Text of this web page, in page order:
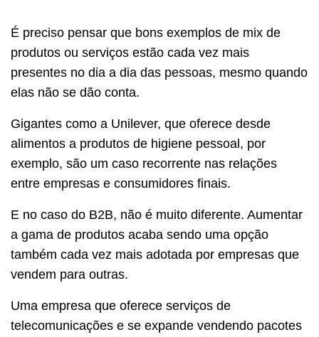
É preciso pensar que bons exemplos de mix de
produtos ou serviços estão cada vez mais
presentes no dia a dia das pessoas, mesmo quando
elas não se dão conta.
Gigantes como a Unilever, que oferece desde
alimentos a produtos de higiene pessoal, por
exemplo, são um caso recorrente nas relações
entre empresas e consumidores finais.
E no caso do B2B, não é muito diferente. Aumentar
a gama de produtos acaba sendo uma opção
também cada vez mais adotada por empresas que
vendem para outras.
Uma empresa que oferece serviços de
telecomunicações e se expande vendendo pacotes